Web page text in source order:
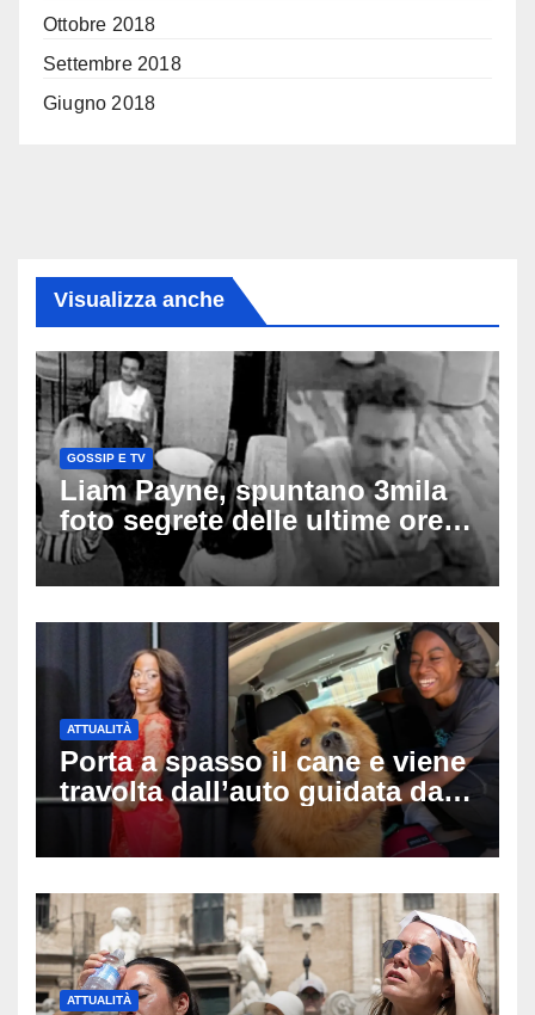
Ottobre 2018
Settembre 2018
Giugno 2018
Visualizza anche
GOSSIP E TV
Liam Payne, spuntano 3mila
foto segrete delle ultime ore:
cosa è successo prima della
tragica caduta dall’hotel
ATTUALITÀ
Porta a spasso il cane e viene
travolta dall’auto guidata da
due bambini di 4 e 6 anni: l’ex
miss Kiara Bowling lotta tra la
ATTUALITÀ